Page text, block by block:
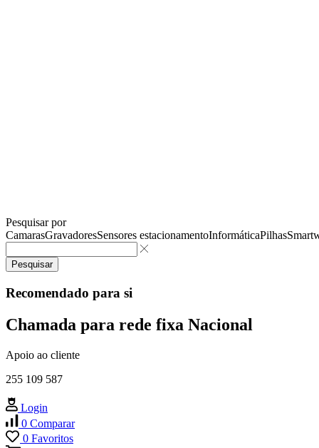
Pesquisar por
CamarasGravadoresSensores estacionamentoInformáticaPilhas
Pesquisar
Recomendado para si
Chamada para rede fixa Nacional
Apoio ao cliente
255 109 587
Login
0 Comparar
0 Favoritos